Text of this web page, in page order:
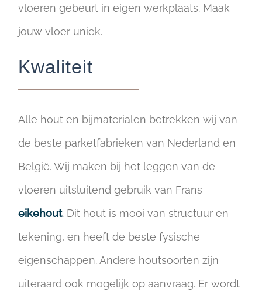
vloeren gebeurt in eigen werkplaats. Maak
jouw vloer uniek.
Kwaliteit
Alle hout en bijmaterialen betrekken wij van
de beste parketfabrieken van Nederland en
België. Wij maken bij het leggen van de
vloeren uitsluitend gebruik van Frans
eikehout. Dit hout is mooi van structuur en
tekening, en heeft de beste fysische
eigenschappen. Andere houtsoorten zijn
uiteraard ook mogelijk op aanvraag. Er wordt